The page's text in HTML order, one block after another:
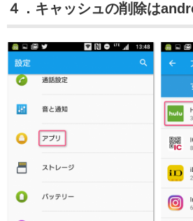
４．キャッシュの削除は